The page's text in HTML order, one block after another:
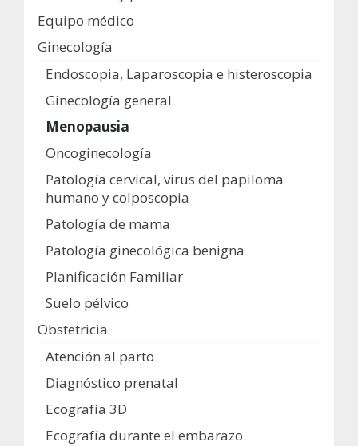
Equipo médico
Ginecología
Endoscopia, Laparoscopia e histeroscopia
Ginecología general
Menopausia
Oncoginecología
Patología cervical, virus del papiloma
humano y colposcopia
Patología de mama
Patología ginecológica benigna
Planificación Familiar
Suelo pélvico
Obstetricia
Atención al parto
Diagnóstico prenatal
Ecografía 3D
Ecografía durante el embarazo